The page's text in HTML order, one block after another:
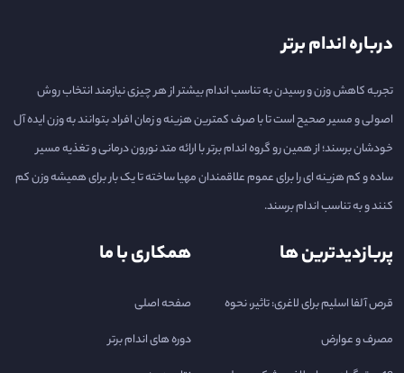
درباره اندام برتر
تجربه کاهش وزن و رسیدن به تناسب اندام بیشتر از هر چیزی نیازمند انتخاب روش
اصولی و مسیر صحیح است تا با صرف کمترین هزینه و زمان افراد بتوانند به وزن ایده آل
خودشان برسند؛ از همین رو گروه اندام برتر با ارائه متد نورون درمانی و تغذیه مسیر
ساده و کم هزینه ای را برای عموم علاقمندان مهیا ساخته تا یک بار برای همیشه وزن کم
کنند و به تناسب اندام برسند.
پربازدیدترین ها
قرص آلفا اسلیم برای لاغری: تاثیر، نحوه
مصرف و عوارض
همکاری با ما
صفحه اصلی
دوره های اندام برتر